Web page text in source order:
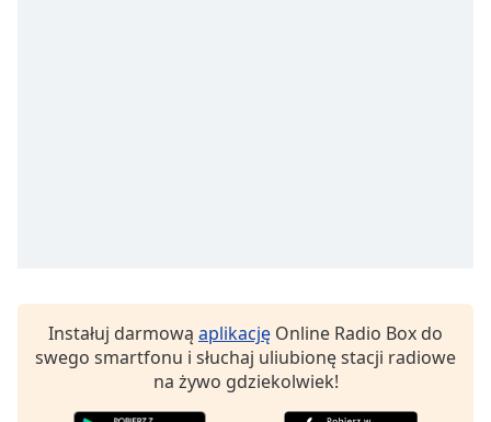
dialog
window.
Instałuj darmową aplikację Online Radio Box do
swego smartfonu i słuchaj uliubionę stacji radiowe
na żywo gdziekolwiek!